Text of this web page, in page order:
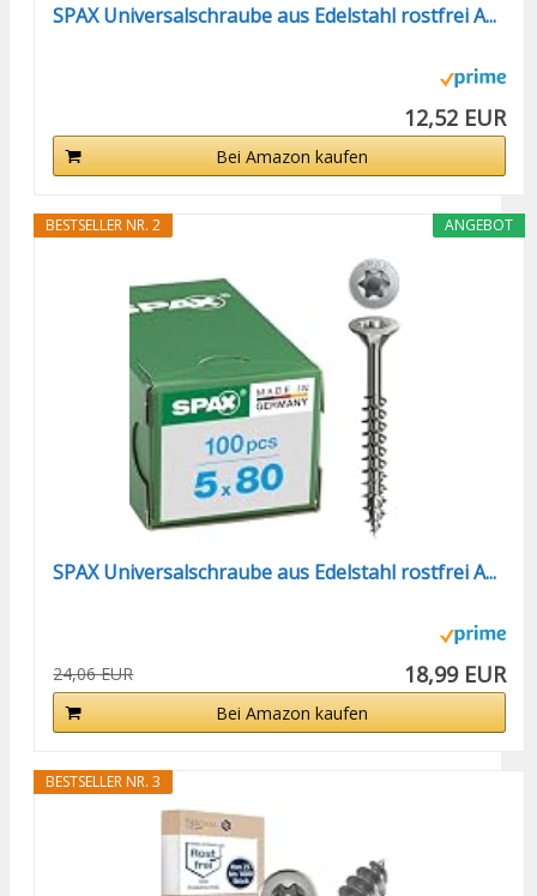
SPAX Universalschraube aus Edelstahl rostfrei A...
12,52 EUR
Bei Amazon kaufen
ANGEBOT
BESTSELLER NR. 2
SPAX Universalschraube aus Edelstahl rostfrei A...
24,06 EUR 18,99 EUR
Bei Amazon kaufen
BESTSELLER NR. 3